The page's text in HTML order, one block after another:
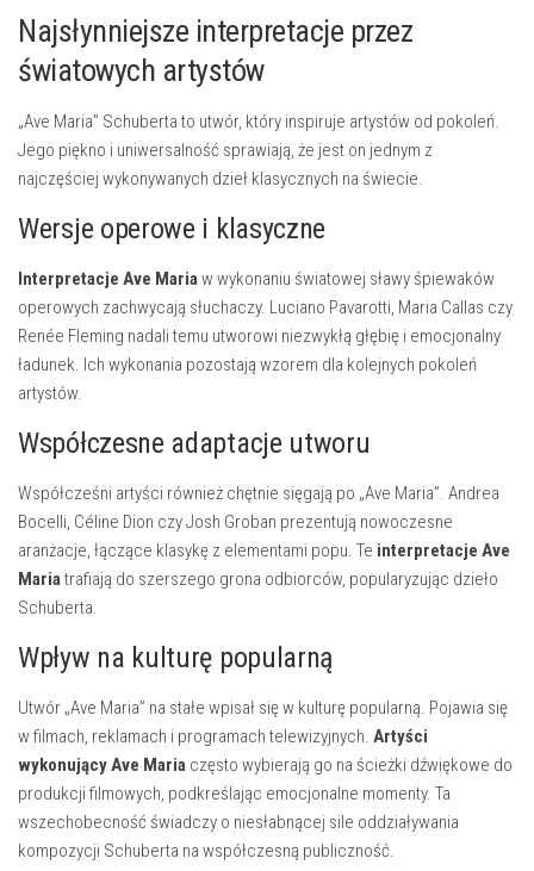
Najsłynniejsze interpretacje przez
światowych artystów
„Ave Maria” Schuberta to utwór, który inspiruje artystów od pokoleń.
Jego piękno i uniwersalność sprawiają, że jest on jednym z
najczęściej wykonywanych dzieł klasycznych na świecie.
Wersje operowe i klasyczne
Interpretacje Ave Mariaw wykonaniu światowej sławy śpiewaków
operowych zachwycają słuchaczy. Luciano Pavarotti, Maria Callas czy
Renée Fleming nadali temu utworowi niezwykłą głębię i emocjonalny
ładunek. Ich wykonania pozostają wzorem dla kolejnych pokoleń
artystów.
Współczesne adaptacje utworu
Współcześni artyści również chętnie sięgają po „Ave Maria”. Andrea
Bocelli, Céline Dion czy Josh Groban prezentują nowoczesne
aranżacje, łączące klasykę z elementami popu. Te interpretacje Ave
Mariatrafiają do szerszego grona odbiorców, popularyzując dzieło
Schuberta.
Wpływ na kulturę popularną
Utwór „Ave Maria” na stałe wpisał się w kulturę popularną. Pojawia się
w filmach, reklamach i programach telewizyjnych. Artyści
wykonujący Ave Maria często wybierają go na ścieżki dźwiękowe do
produkcji filmowych, podkreślając emocjonalne momenty. Ta
wszechobecność świadczy o niesłabnącej sile oddziaływania
kompozycji Schuberta na współczesną publiczność.